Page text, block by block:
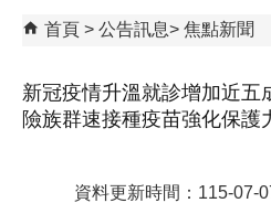
首頁 公告訊息 焦點新聞
新冠疫情升溫就診增加近
險族群速接種疫苗強化保護
資料更新時間：115-07-